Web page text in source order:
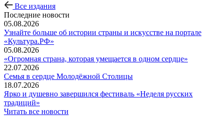
Все издания
Последние новости
05.08.2026
Узнайте больше об истории страны и искусстве на портале
«Культура.РФ»
05.08.2026
«Огромная страна, которая умещается в одном сердце»
22.07.2026
Семья в сердце Молодёжной Столицы
18.07.2026
Ярко и душевно завершился фестиваль «Неделя русских
традиций»
Читать все новости